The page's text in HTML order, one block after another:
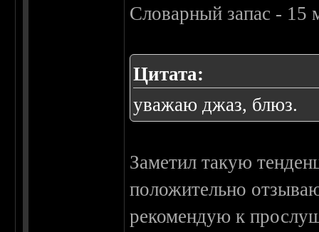
Словарный запас - 15
Цитата:
уважаю джаз, блюз.
Заметил такую
положительно
рекомендую к